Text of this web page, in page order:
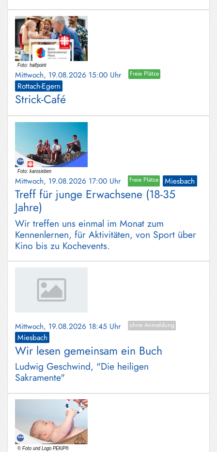
Mittwoch, 19.08.2026 15:00 Uhr Freie Plätze
Rottach-Egern
Strick-Café
Mittwoch, 19.08.2026 17:00 Uhr Freie Plätze Miesbach
Treff für junge Erwachsene (18-35
Jahre)
Wir treffen uns einmal im Monat zum
Kennenlernen, für Aktivitäten, von Sport über
Kino bis zu Kochevents.
Mittwoch, 19.08.2026 18:45 Uhr ohne Anmeldung
Miesbach
Wir lesen gemeinsam ein Buch
Ludwig Geschwind, "Die heiligen
Sakramente"